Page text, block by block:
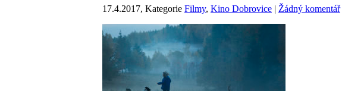
17.4.2017, Kategorie Filmy, Kino Dobrovice | Žádný komentář